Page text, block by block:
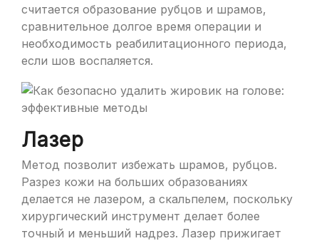
считается образование рубцов и шрамов,
сравнительное долгое время операции и
необходимость реабилитационного периода,
если шов воспаляется.
Лазер
Метод позволит избежать шрамов, рубцов.
Разрез кожи на больших образованиях
делается не лазером, а скальпелем, поскольку
хирургический инструмент делает более
точный и меньший надрез. Лазер прижигает